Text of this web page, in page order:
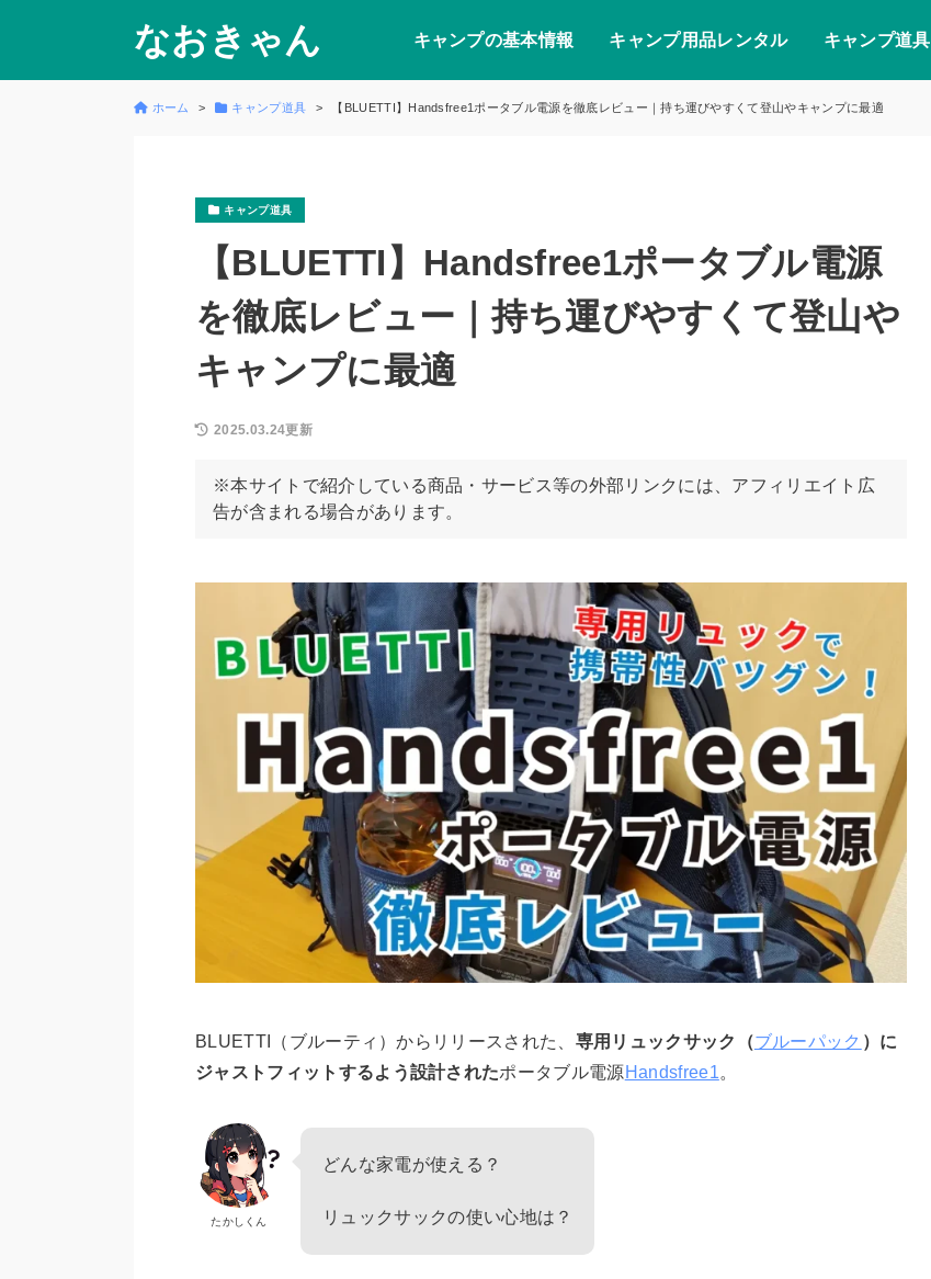
なおきゃん キャンプの基本情報 キャンプ用品レンタル キャンプ道具
ホーム キャンプ道具 【BLUETTI】Handsfree1ポータブル電源を徹底レビュー｜持ち運びやすくて登山やキャンプに最適
キャンプ道具
【BLUETTI】Handsfree1ポータブル電源
を徹底レビュー｜持ち運びやすくて登山や
キャンプに最適
2025.03.24更新
※本サイトで紹介している商品・サービス等の外部リンクには、アフィリエイト広
告が含まれる場合があります。
BLUETTI（ブルーティ）からリリースされた、 専用リュックサック（ブルーパック ）に
ジャストフィットするよう設計されたポータブル電源Handsfree1。
たかしくん
どんな家電が使える？
リュックサックの使い心地は？